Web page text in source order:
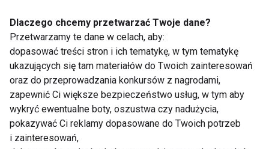
dopasowana do wieku i umiejętności niemowlęcia
związanych z przyjmowaniem pokarmu. Niezbędne
dla uzupełnienia diety maluchów są produkty bogate
w żelazo takie jak mięso, jaja oraz ryby – co istotne,
jeśli okres świąteczny wypada na początek procesu
rozszerzania diety, nie należy go przyspieszać i
rezygnować z zalecanego schematu na rzecz
świątecznych przysmaków! Zbyt szybkie
Dlaczego chcemy przetwarzać Twoje dane?
Przetwarzamy te dane w celach, aby:
dopasować treści stron i ich tematykę, w tym tematykę
ukazujących się tam materiałów do Twoich zainteresowań
oraz do przeprowadzania konkursów z nagrodami,
zapewnić Ci większe bezpieczeństwo usług, w tym aby
wykryć ewentualne boty, oszustwa czy nadużycia,
pokazywać Ci reklamy dopasowane do Twoich potrzeb
i zainteresowań,